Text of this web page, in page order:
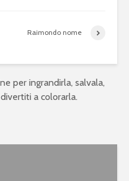
Raimondo nome
per ingrandirla, salvala,
a colorarla.